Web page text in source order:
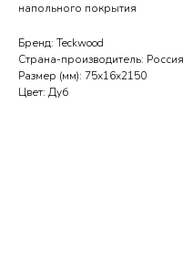
напольного покрытия
Бренд: Teckwood
Страна-производитель: Россия
Размер (мм): 75х16х2150
Цвет: Дуб